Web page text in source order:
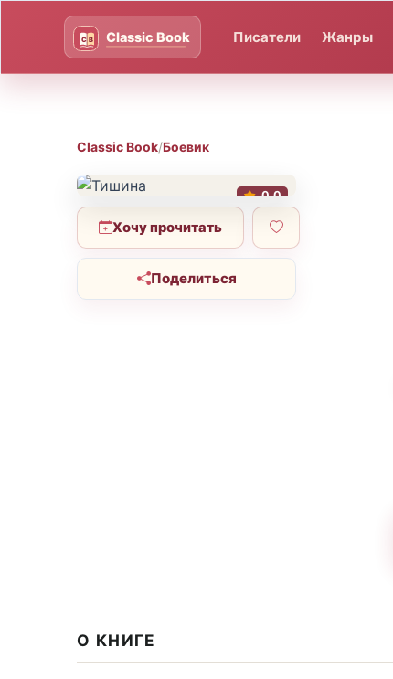
Писатели Жанры
Classic Book/Боевик
0.0
Хочу прочитать
Поделиться
О КНИГЕ